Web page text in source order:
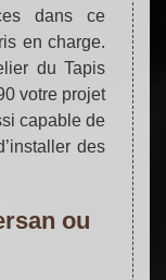
dans ce
en charge.
du Tapis
votre projet
capable de
des
ou